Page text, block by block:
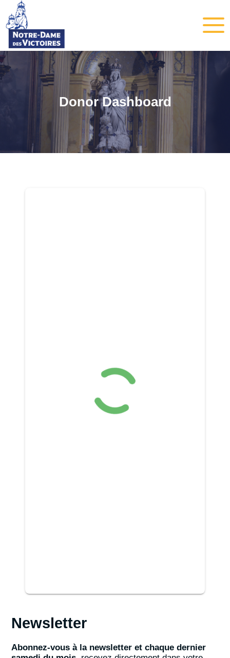
Donor Dashboard
Newsletter
Abonnez-vous à la newsletter et chaque dernier